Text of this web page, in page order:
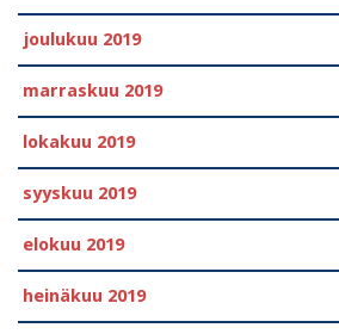
joulukuu 2019
marraskuu 2019
lokakuu 2019
syyskuu 2019
elokuu 2019
heinäkuu 2019